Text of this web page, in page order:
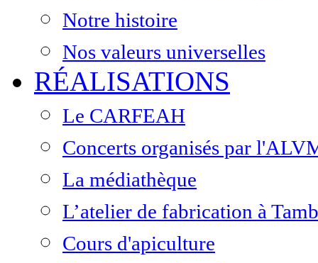
Notre histoire
Nos valeurs universelles
RÉALISATIONS
Le CARFEAH
Concerts organisés par
La médiathèque
L’atelier de fabrication à
Cours d'apiculture